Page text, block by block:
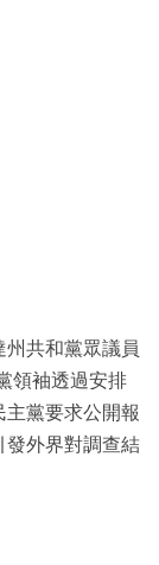
共和黨眾議員
領袖透過安排
黨要求公開報
發外界對調查結